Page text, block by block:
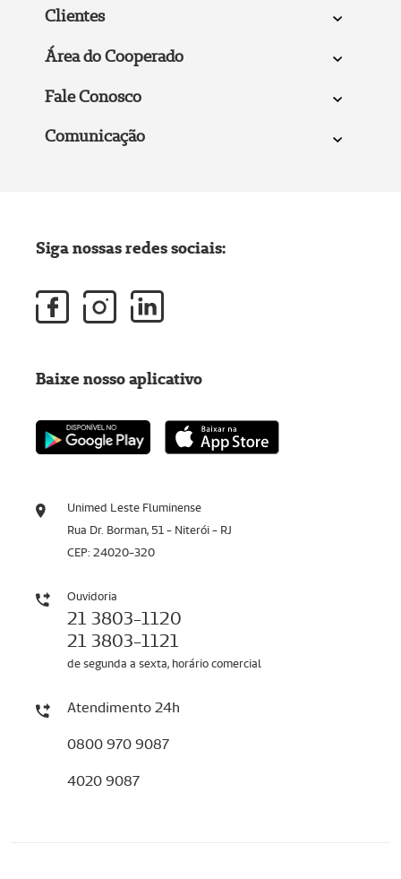
Clientes
Área do Cooperado
Fale Conosco
Comunicação
Unimed Leste Fluminense
Rua Dr. Borman, 51 - Niterói - RJ
CEP: 24020-320
Ouvidoria
21 3803-1120
21 3803-1121
de segunda a sexta, horário comercial
Atendimento 24h
0800 970 9087
4020 9087
Siga nossas redes sociais:
Baixe nosso aplicativo